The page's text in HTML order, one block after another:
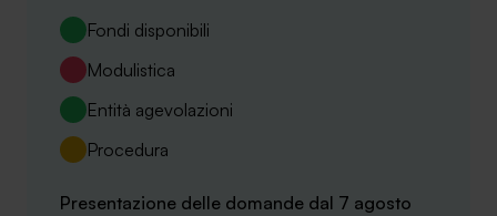
Fondi disponibili
Modulistica
Entità agevolazioni
Procedura
Presentazione delle domande dal 7 agosto